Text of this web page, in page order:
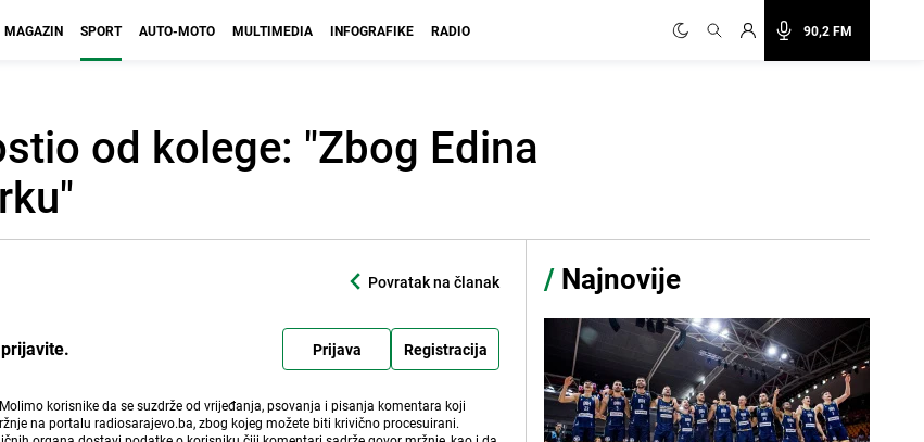
90,2 FM
MAGAZIN SPORT AUTO-MOTO MULTIMEDIA INFOGRAFIKE RADIO
od kolege: "Zbog Edina
Povratak na članak
Prijava Registracija
korisnike da se suzdrže od vrijeđanja, psovanja i pisanja komentara koji
na portalu radiosarajevo.ba, zbog kojeg možete biti krivično procesuirani.
/ Najnovije